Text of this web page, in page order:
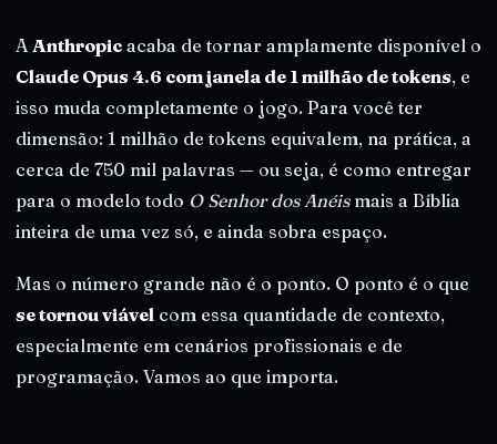
A Anthropic acaba de tornar amplamente disponível o
Claude Opus 4.6 com janela de 1 milhão de tokens, e
isso muda completamente o jogo. Para você ter
dimensão: 1 milhão de tokens equivalem, na prática, a
cerca de 750 mil palavras — ou seja, é como entregar
para o modelo todo O Senhor dos Anéismais a Bíblia
inteira de uma vez só, e ainda sobra espaço.
Mas o número grande não é o ponto. O ponto é o que
se tornou viável com essa quantidade de contexto,
especialmente em cenários profissionais e de
programação. Vamos ao que importa.